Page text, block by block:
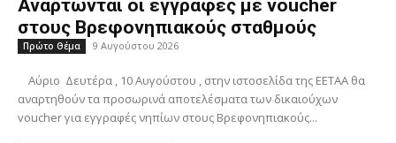
Αναρτώνται οι εγγραφές με voucher
στους Βρεφονηπιακούς σταθμούς
Πρώτο Θέμα 9 Αυγούστου 2026
αναρτηθούν τα προσωρινά αποτελέσματα των δικαιούχων
voucher για εγγραφές νηπίων στους Βρεφονηπιακούς...